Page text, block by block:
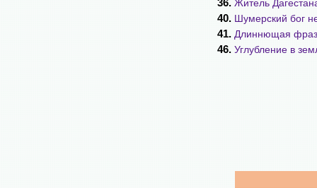
Житель
40. Шумерский бог
41. Длиннющая
46. Углубление в